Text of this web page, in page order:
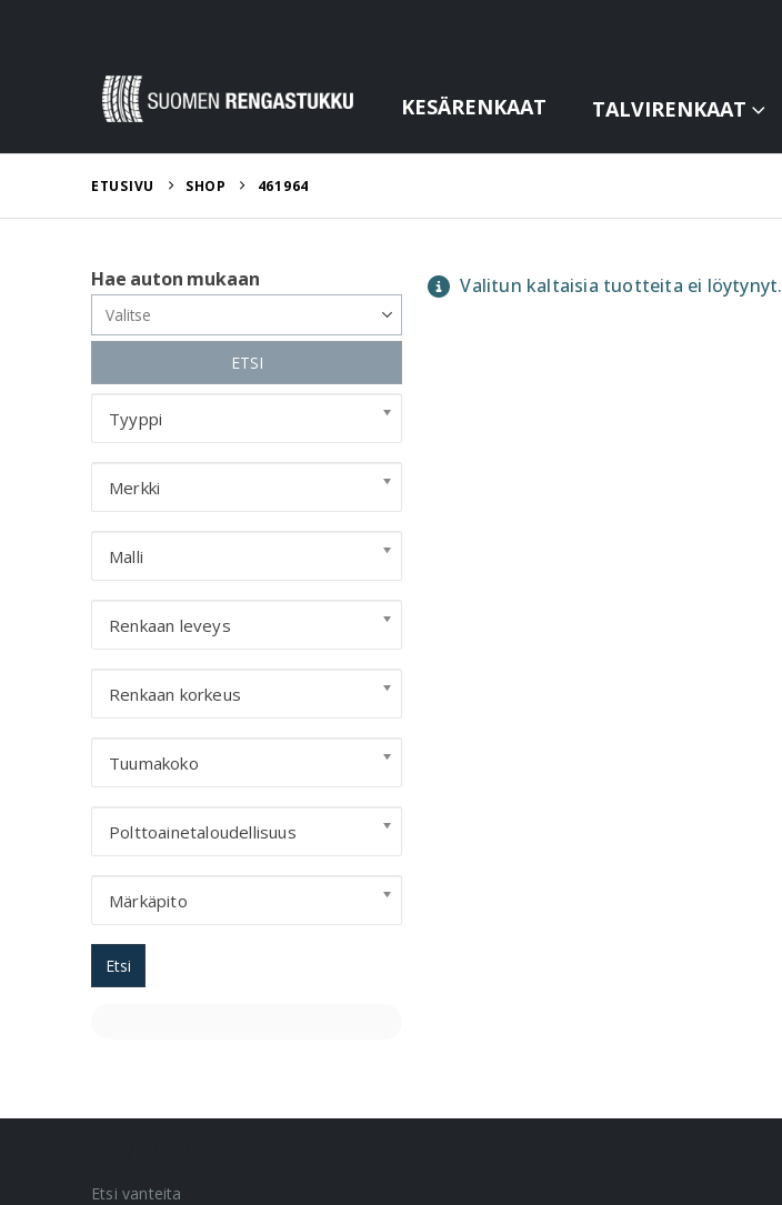
KESÄRENKAAT TALVIRENKAAT
ETUSIVU SHOP 461964
Valitun kaltaisia tuotteita ei löytynyt.
Hae auton mukaan
ETSI
Tyyppi
Merkki
Malli
Renkaan leveys
Renkaan korkeus
Tuumakoko
Polttoainetaloudellisuus
Märkäpito
Etsi
Etsi vanteita